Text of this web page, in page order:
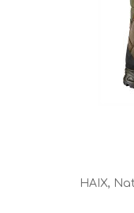
HAIX,